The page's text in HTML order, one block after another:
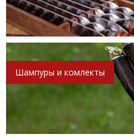
Шампуры и комлекты